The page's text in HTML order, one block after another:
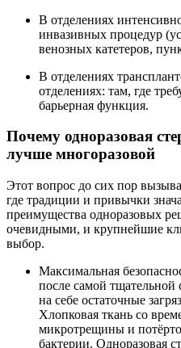
В отделениях
инвазивных процедур
венозных катетеров,
В отделениях
отделениях: там, где
барьерная функция.
Почему одноразовая
лучше многоразовой
Этот вопрос до сих пор
где традиции и привычки
преимущества одноразовых
очевидными, и крупнейшие
выбор.
Максимальная
после самой
на себе остаточные
Хлопковая ткань со
микротрещины и
бактерии. Одноразовая